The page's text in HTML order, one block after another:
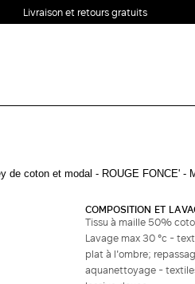
Livraison et retours gratuits
COMPOSITION ET
Tissu à maille 50%
Lavage max 30 °c -
plat à l'ombre;
aquanettoyage -